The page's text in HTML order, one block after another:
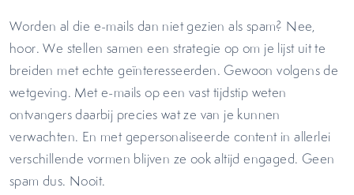
Worden al die e-mails dan niet gezien als spam? Nee,
hoor. We stellen samen een strategie op om je lijst uit te
breiden met echte geïnteresseerden. Gewoon volgens de
wetgeving. Met e-mails op een vast tijdstip weten
ontvangers daarbij precies wat ze van je kunnen
verwachten. En met gepersonaliseerde content in allerlei
verschillende vormen blijven ze ook altijd engaged. Geen
spam dus. Nooit.